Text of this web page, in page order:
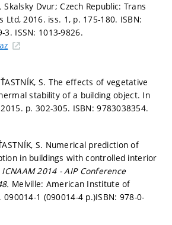
Skalsky Dvur; Czech Republic: Trans
Ltd, 2016. iss. 1, p. 175-180. ISBN:
3. ISSN: 1013-9826.
S. The effects of vegetative
stability of a building object. In
2015. p. 302-305. ISBN: 9783038354.
S. Numerical prediction of
in buildings with controlled interior
ICNAAM 2014 - AIP Conference
Melville: American Institute of
090014-1 (090014-4 p.)ISBN: 978-0-